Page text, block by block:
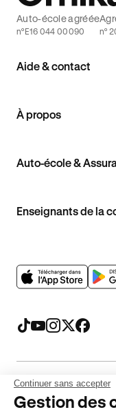
Aide & contact
À propos
Auto-école &
Enseignants de la
Auto-école agréée
n°E16 044 00090 n°
Mentions légales
Continuer sans accepter
Gestion des